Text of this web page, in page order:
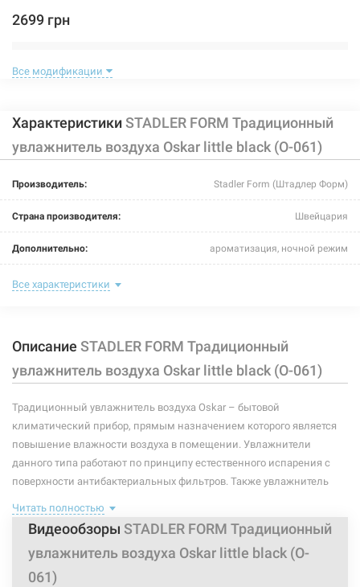
2699 грн
Артикул:223695
STADLER FORM Традиционный увлажнитель воздуха
Oskar Little chili red (O-064)
3299 грн
223696
STADLER FORM Традиционный увлажнитель воздуха
Нет в наличии
3500 грн
Все модификации
ХарактеристикиSTADLER FORM Традиционный
увлажнитель воздуха Oskar little black (O-061)
Производитель: Stadler Form (Штадлер Форм)
Страна производителя: Швейцария
Дополнительно: ароматизация, ночной режим
Цвет:
Уровень шума:
Площадь помещения: до 30 м²
Производительность:
Объем бака:
Мощность:
Материал корпуса:
Тип устройства:
Все характеристики
Описание STADLER FORM Традиционный
увлажнитель воздуха Oskar little black (O-061)
Традиционный увлажнитель воздуха Oskar – бытовой
климатический прибор, прямым назначением которого является
повышение влажности воздуха в помещении. Увлажнители
данного типа работают по принципу естественного испарения с
поверхности антибактериальных фильтров. Также увлажнитель
Cube. С помощью него предотвращается размножение
болезнетворных бактерий и микробов, улучшаются гигиенические
показатели воздуха в помещении.
Читать полностью
Видеообзоры STADLER FORM Традиционный
увлажнитель воздуха Oskar little black (O-
061)